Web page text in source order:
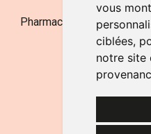
vous
ciblées,
notre site
Pharmacie Jufarma -
Entreprise